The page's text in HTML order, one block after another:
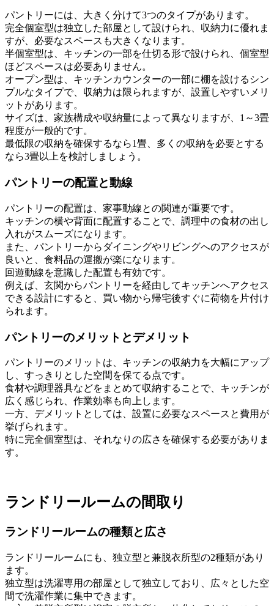
パントリーには、大きく分けて3つのタイプがあります。
完全個室型は独立した部屋として設けられ、収納力に優れま
すが、必要なスペースも大きくなります。
半個室型は、キッチンの一部を仕切る形で設けられ、個室型
ほどスペースは必要ありません。
オープン型は、キッチンカウンターの一部に棚を設けるシン
プルなタイプで、収納力は限られますが、設置しやすいメリ
ットがあります。
サイズは、家族構成や収納量によって異なりますが、1～3畳
程度が一般的です。
最低限の収納を確保するなら1畳、多くの収納を必要とする
なら3畳以上を検討しましょう。
パントリーの配置と動線
パントリーの配置は、家事動線との関連が重要です。
キッチンの横や背面に配置することで、調理中の食材の出し
入れがスムーズになります。
また、パントリーからダイニングやリビングへのアクセスが
良いと、食料品の運搬が楽になります。
回遊動線を意識した配置も有効です。
例えば、玄関からパントリーを経由してキッチンへアクセス
できる設計にすると、買い物から帰宅後すぐに荷物を片付け
られます。
パントリーのメリットとデメリット
パントリーのメリットは、キッチンの収納力を大幅にアップ
し、すっきりとした空間を保てる点です。
食材や調理器具などをまとめて収納することで、キッチンが
広く感じられ、作業効率も向上します。
一方、デメリットとしては、設置に必要なスペースと費用が
挙げられます。
特に完全個室型は、それなりの広さを確保する必要がありま
す。
ランドリールームの間取り
ランドリールームの種類と広さ
ランドリールームにも、独立型と兼脱衣所型の2種類があり
ます。
独立型は洗濯専用の部屋として独立しており、広々とした空
間で洗濯作業に集中できます。